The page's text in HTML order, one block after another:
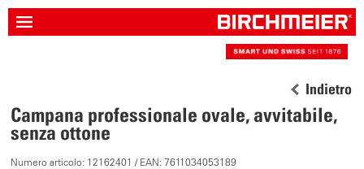
Indietro
Campana professionale ovale, avvitabile,
senza ottone
Numero articolo: 12162401 / EAN: 7611034053189